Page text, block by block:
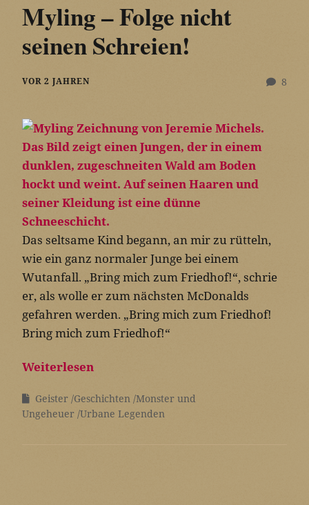
Myling – Folge nicht
seinen Schreien!
8
VOR 2 JAHREN
Das seltsame Kind begann, an mir zu rütteln,
wie ein ganz normaler Junge bei einem
Wutanfall. „Bring mich zum Friedhof!“, schrie
er, als wolle er zum nächsten McDonalds
gefahren werden. „Bring mich zum Friedhof!
Bring mich zum Friedhof!“
Weiterlesen
Geister Geschichten Monster und
Ungeheuer Urbane Legenden